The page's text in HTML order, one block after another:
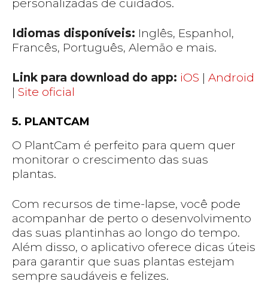
personalizadas de cuidados.
Idiomas disponíveis: Inglês, Espanhol,
Francês, Português, Alemão e mais.
Link para download do app: iOS | Android
| Site oficial
5. PLANTCAM
O PlantCam é perfeito para quem quer
monitorar o crescimento das suas
plantas.
Com recursos de time-lapse, você pode
acompanhar de perto o desenvolvimento
das suas plantinhas ao longo do tempo.
Além disso, o aplicativo oferece dicas úteis
para garantir que suas plantas estejam
sempre saudáveis e felizes.